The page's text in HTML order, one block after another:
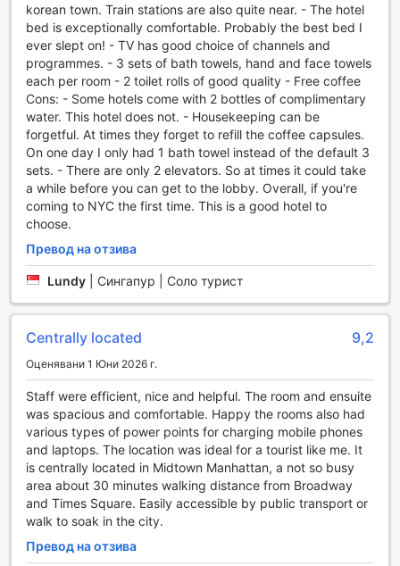
Удобства в Holiday Inn Manhattan 6th Ave - Chelsea
Holiday Inn Manhattan 6th Ave - Chelsea предлага
разнообразие от удобства, които правят престоя ви в
Ню Йорк не само комфортен, но и безгрижен. С
услугите за пране и химическо чистене, можете да се
насладите на свежи и чисти дрехи по всяко време.
Освен това, хотелът предлага и услуга за бързо
настаняване и напускане, което ви позволява да се
адаптирате към динамичния ритъм на града без
излишно забавяне.
За вашата сигурност, хотелът предлага сейфове за
съхранение на ценности, а консерж услугата е на
разположение, за да ви помогне с всякакви запитвания
и резервации. Безплатният Wi-Fi в стаите и
обществените зони осигурява постоянна свързаност,
приключения в Ню Йорк. Освен това, ежедневното
почистване на стаите и наличието на автомат за
продажба на напитки и закуски добавят допълнителен
комфорт към вашия престой.
Транспортни удобства в Holiday Inn Manhattan 6th Ave
- Chelsea
Holiday Inn Manhattan 6th Ave - Chelsea предлага удобни
транспортни възможности, които правят вашето
пътуване из Ню Йорк лесно и приятно. Хотелът
разполага с паркинг, който е на разположение за
гостите, но имайте предвид, че се прилагат такси за
паркиране. Това е идеално решение за тези, които
korean town. Train stations are also quite near. - The hotel
bed is exceptionally comfortable. Probably the best bed I
ever slept on! - TV has good choice of channels and
programmes. - 3 sets of bath towels, hand and face towels
each per room - 2 toilet rolls of good quality - Free coffee
Cons: - Some hotels come with 2 bottles of complimentary
water. This hotel does not. - Housekeeping can be
forgetful. At times they forget to refill the coffee capsules.
On one day I only had 1 bath towel instead of the default 3
sets. - There are only 2 elevators. So at times it could take
a while before you can get to the lobby. Overall, if you're
coming to NYC the first time. This is a good hotel to
choose.
Превод на отзива
Lundy Сингапур | Соло турист
Centrally located 9,2
Оценявани 1 Юни 2026 г.
Staff were efficient, nice and helpful. The room and ensuite
was spacious and comfortable. Happy the rooms also had
various types of power points for charging mobile phones
and laptops. The location was ideal for a tourist like me. It
is centrally located in Midtown Manhattan, a not so busy
area about 30 minutes walking distance from Broadway
and Times Square. Easily accessible by public transport or
walk to soak in the city.
Превод на отзива